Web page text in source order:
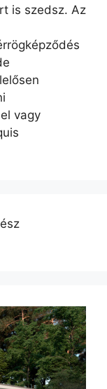
is szedsz. Az
vagy